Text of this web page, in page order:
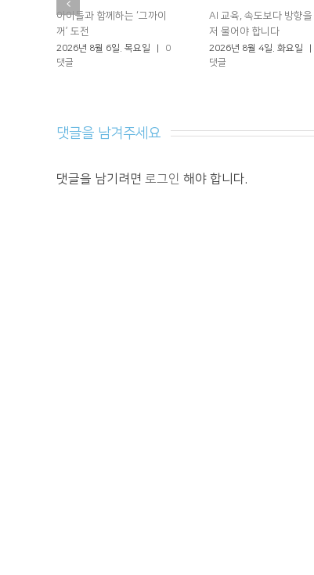
아이들과 함께하는 ‘그까이
꺼’ 도전
2026년 8월 6일. 목요일 |
0
댓글
AI 교육, 속도보다 방향을
저 물어야 합니다
2026년 8월 4일. 화요일 |
댓글
댓글을 남겨주세요
댓글을 남기려면 로그인 해야 합니다.